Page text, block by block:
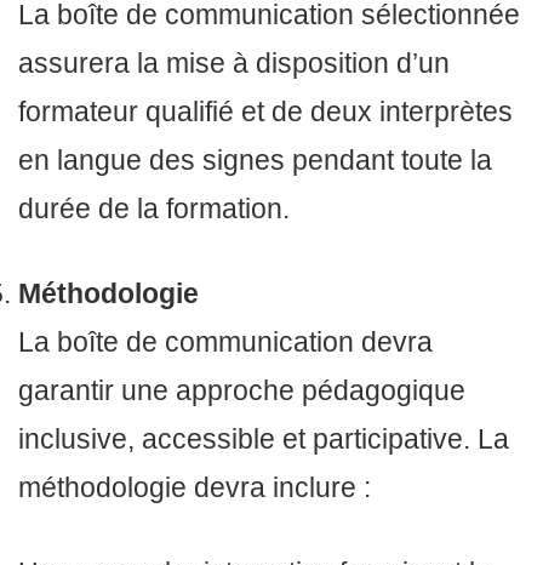
La boîte de communication sélectionnée
assurera la mise à disposition d’un
formateur qualifié et de deux interprètes
en langue des signes pendant toute la
durée de la formation.
Méthodologie
La boîte de communication devra
garantir une approche pédagogique
inclusive, accessible et participative. La
méthodologie devra inclure :